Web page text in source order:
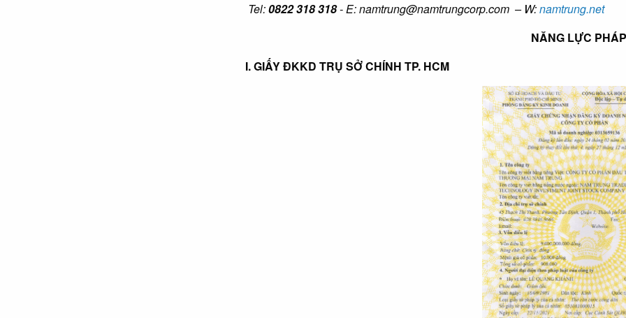
Tel:0822 318 318- E:namtrung@namtrungcorp.com – W:namtrung.net
NĂNG LỰC
I. GIẤY ĐKKD TRỤ SỞ CHÍNH TP. HCM